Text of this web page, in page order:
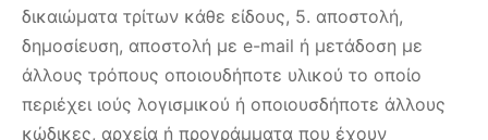
δικαιώματα τρίτων κάθε είδους, 5. αποστολή,
δημοσίευση, αποστολή με e-mail ή μετάδοση με
άλλους τρόπους οποιουδήποτε υλικού το οποίο
περιέχει ιούς λογισμικού ή οποιουσδήποτε άλλους
κώδικες, αρχεία ή προγράμματα που έχουν